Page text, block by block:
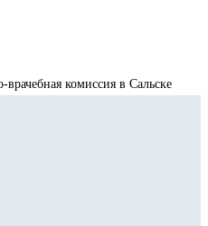
врачебная комиссия в Сальске